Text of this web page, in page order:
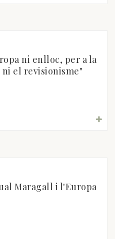
ni enlloc, per a la
el revisionisme"
Maragall i l'Europa